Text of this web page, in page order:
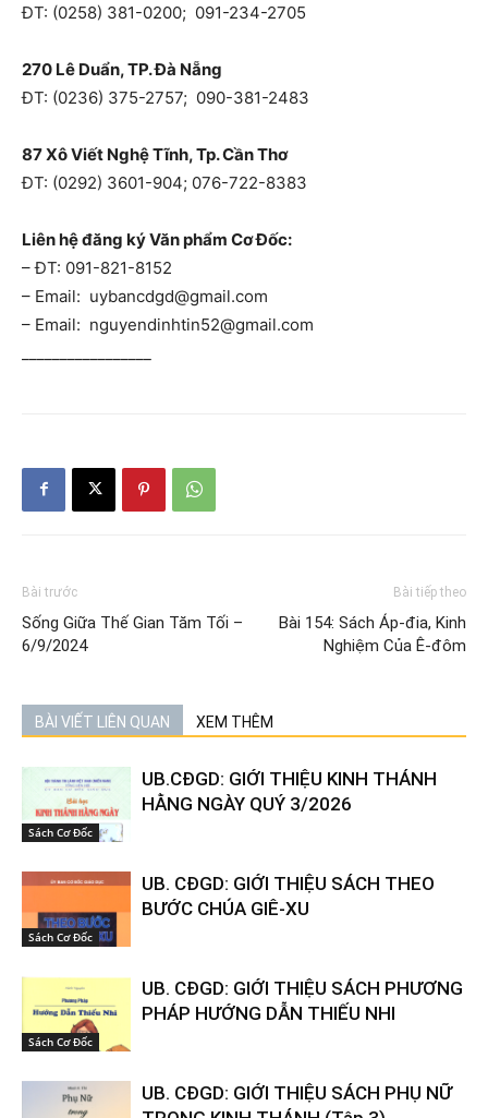
ĐT: (0258) 381-0200; 091-234-2705
270 Lê Duẩn, TP. Đà Nẵng
ĐT: (0236) 375-2757; 090-381-2483
87 Xô Viết Nghệ Tĩnh, Tp. Cần Thơ
ĐT: (0292) 3601-904; 076-722-8383
Liên hệ đăng ký Văn phẩm Cơ Đốc:
– ĐT: 091-821-8152
– Email: uybancdgd@gmail.com
– Email: nguyendinhtin52@gmail.com
Bài trước
Sống Giữa Thế Gian Tăm Tối –
6/9/2024
Bài tiếp theo
Bài 154: Sách Áp-đia, Kinh
Nghiệm Của Ê-đôm
BÀI VIẾT LIÊN QUAN XEM THÊM
Sách Cơ Đốc
UB.CĐGD: GIỚI THIỆU KINH THÁNH
HẰNG NGÀY QUÝ 3/2026
Sách Cơ Đốc
UB. CĐGD: GIỚI THIỆU SÁCH THEO
BƯỚC CHÚA GIÊ-XU
Sách Cơ Đốc
UB. CĐGD: GIỚI THIỆU SÁCH PHƯƠNG
PHÁP HƯỚNG DẪN THIẾU NHI
UB. CĐGD: GIỚI THIỆU SÁCH PHỤ NỮ